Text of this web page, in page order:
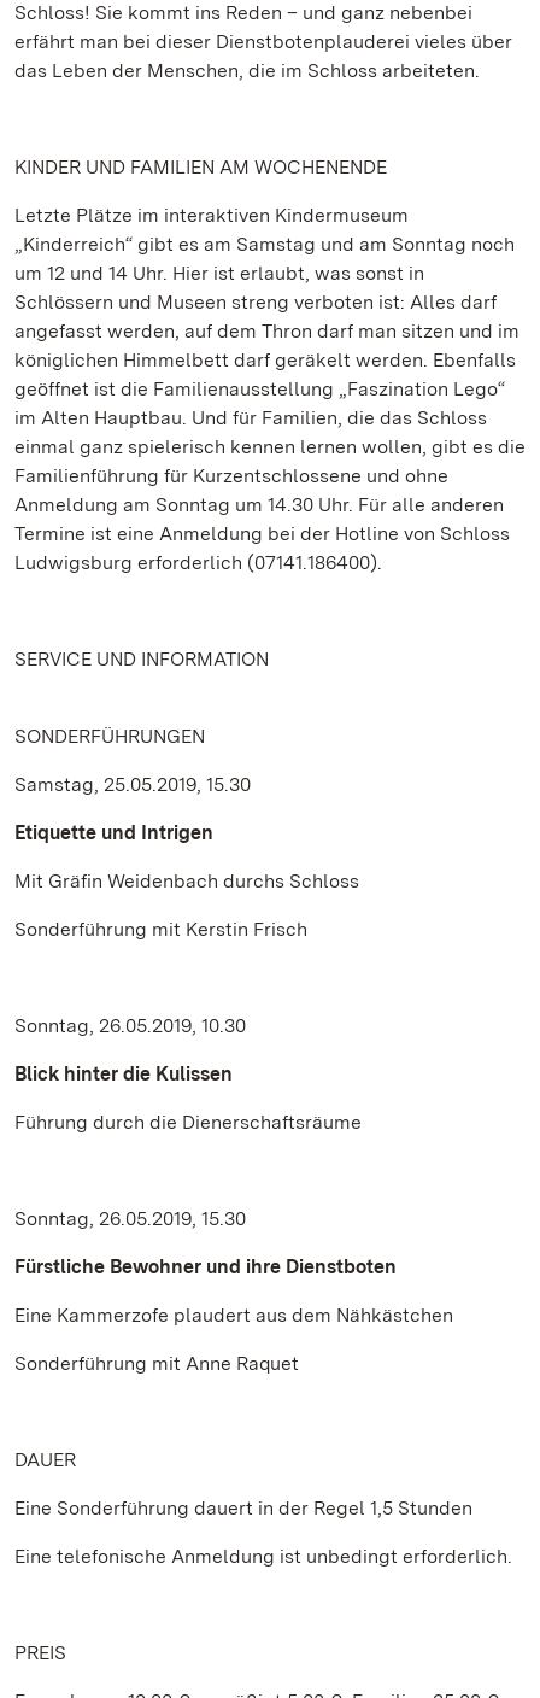
Schloss! Sie kommt ins Reden – und ganz nebenbei
erfährt man bei dieser Dienstbotenplauderei vieles über
das Leben der Menschen, die im Schloss arbeiteten.
KINDER UND FAMILIEN AM WOCHENENDE
Letzte Plätze im interaktiven Kindermuseum
„Kinderreich“ gibt es am Samstag und am Sonntag noch
um 12 und 14 Uhr. Hier ist erlaubt, was sonst in
Schlössern und Museen streng verboten ist: Alles darf
angefasst werden, auf dem Thron darf man sitzen und im
königlichen Himmelbett darf geräkelt werden. Ebenfalls
geöffnet ist die Familienausstellung „Faszination Lego“
im Alten Hauptbau. Und für Familien, die das Schloss
einmal ganz spielerisch kennen lernen wollen, gibt es die
Familienführung für Kurzentschlossene und ohne
Anmeldung am Sonntag um 14.30 Uhr. Für alle anderen
Termine ist eine Anmeldung bei der Hotline von Schloss
Ludwigsburg erforderlich (07141.186400).
SERVICE UND INFORMATION
SONDERFÜHRUNGEN
Samstag, 25.05.2019, 15.30
Etiquette und Intrigen
Mit Gräfin Weidenbach durchs Schloss
Sonderführung mit Kerstin Frisch
Sonntag, 26.05.2019, 10.30
Blick hinter die Kulissen
Führung durch die Dienerschaftsräume
Sonntag, 26.05.2019, 15.30
Fürstliche Bewohner und ihre Dienstboten
Eine Kammerzofe plaudert aus dem Nähkästchen
Sonderführung mit Anne Raquet
DAUER
Eine Sonderführung dauert in der Regel 1,5 Stunden
Eine telefonische Anmeldung ist unbedingt erforderlich.
PREIS